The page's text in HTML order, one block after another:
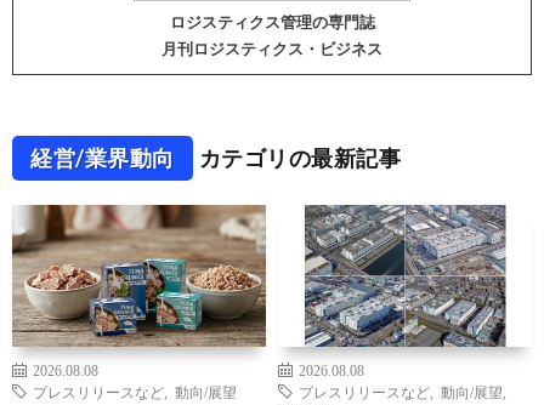
ロジスティクス管理の専門誌
月刊ロジスティクス・ビジネス
経営/業界動向 カテゴリの最新記事
2026.08.08
プレスリリースなど
動向/展望
2026.08.08
プレスリリースなど
動向/展望